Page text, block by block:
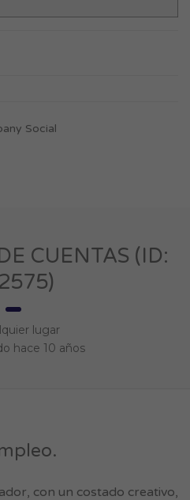
Social
CUENTAS (ID:
lugar
hace 10 años
con un costado creativo,